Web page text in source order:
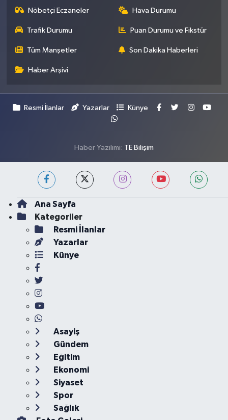
Nöbetçi Eczaneler Hava Durumu
Trafik Durumu Puan Durumu ve Fikstür
Tüm Manşetler Son Dakika Haberleri
Haber Arşivi
Resmi İlanlar Yazarlar Künye
Haber Yazılımı: TE Bilişim
Ana Sayfa
Kategoriler
Resmi İlanlar
Yazarlar
Künye
Asayiş
Gündem
Eğitim
Ekonomi
Siyaset
Spor
Sağlık